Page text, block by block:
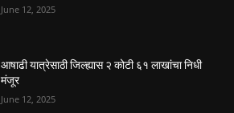
June 12, 2025
आषाढी यात्रेसाठी जिल्ह्यास २ कोटी ६१ लाखांचा निधी
मंजूर
June 12, 2025